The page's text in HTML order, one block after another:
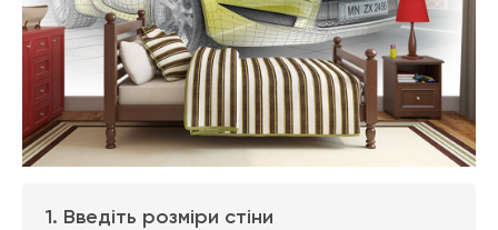
1. Введіть розміри стіни